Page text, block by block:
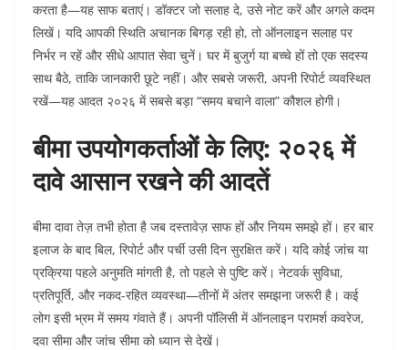
करता है—यह साफ बताएं। डॉक्टर जो सलाह दे, उसे नोट करें और अगले कदम
लिखें। यदि आपकी स्थिति अचानक बिगड़ रही हो, तो ऑनलाइन सलाह पर
निर्भर न रहें और सीधे आपात सेवा चुनें। घर में बुजुर्ग या बच्चे हों तो एक सदस्य
साथ बैठे, ताकि जानकारी छूटे नहीं। और सबसे जरूरी, अपनी रिपोर्ट व्यवस्थित
रखें—यह आदत २०२६ में सबसे बड़ा “समय बचाने वाला” कौशल होगी।
बीमा उपयोगकर्ताओं के लिए: २०२६ में
दावे आसान रखने की आदतें
बीमा दावा तेज़ तभी होता है जब दस्तावेज़ साफ हों और नियम समझे हों। हर बार
इलाज के बाद बिल, रिपोर्ट और पर्ची उसी दिन सुरक्षित करें। यदि कोई जांच या
प्रक्रिया पहले अनुमति मांगती है, तो पहले से पुष्टि करें। नेटवर्क सुविधा,
प्रतिपूर्ति, और नकद-रहित व्यवस्था—तीनों में अंतर समझना जरूरी है। कई
लोग इसी भ्रम में समय गंवाते हैं। अपनी पॉलिसी में ऑनलाइन परामर्श कवरेज,
दवा सीमा और जांच सीमा को ध्यान से देखें।